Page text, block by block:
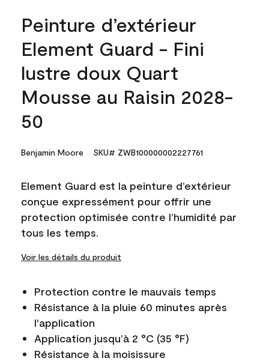
Peinture d’extérieur
Element Guard - Fini
lustre doux Quart
Mousse au Raisin 2028-
50
Benjamin Moore SKU# ZWB100000002227761
Element Guard est la peinture d’extérieur
conçue expressément pour offrir une
protection optimisée contre l’humidité par
tous les temps.
Voir les détails du produit
Protection contre le mauvais temps
Résistance à la pluie 60 minutes après
l'application
Application jusqu’à 2 °C (35 °F)
Résistance à la moisissure